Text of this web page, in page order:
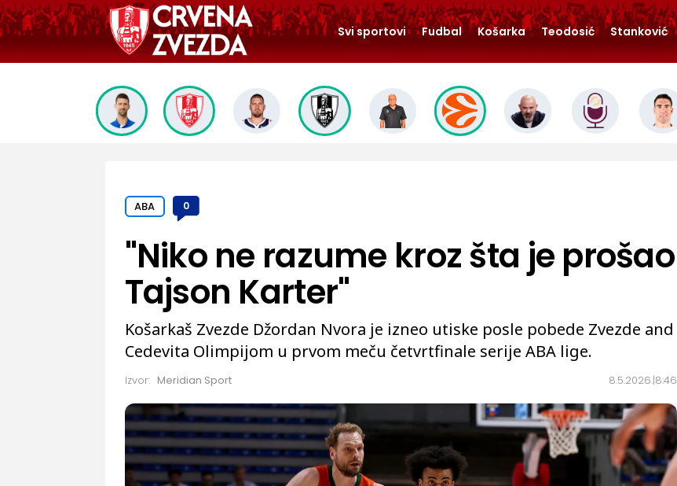
Svi sportovi Fudbal Košarka Teodosić Stanković
ABA 0
8.5.2026. 8:46
"Niko ne razume kroz šta je prošao
Tajson Karter"
Košarkaš Zvezde Džordan Nvora je izneo utiske posle pobede Zvezde and
Cedevita Olimpijom u prvom meču četvrtfinale serije ABA lige.
Izvor: Meridian Sport